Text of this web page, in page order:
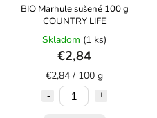
BIO Marhule sušené 100 g
COUNTRY LIFE
Skladom (1 ks)
€2,84
€2,84 / 100 g